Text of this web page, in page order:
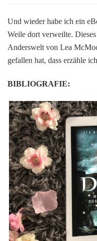
Im
der
Anderswelt
von
McMoon
Und wieder habe ich ein
Weile dort verweilte.
Anderswelt von Lea
gefallen hat, dass erzähle
BIBLIOGRAFIE: